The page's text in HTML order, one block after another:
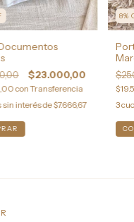
$23.000,00
conTransferencia
sin interés de$7.666,67
8%
3